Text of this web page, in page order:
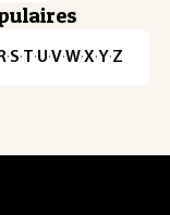
R·S·T·U·V·W·X·Y·Z